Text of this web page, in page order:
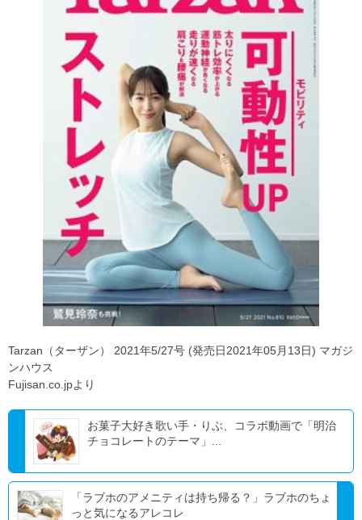
Tarzan（ターザン） 2021年5/27号 (発売日2021年05月13日) マガジ
ンハウス
Fujisan.co.jpより
お菓子大好き歌い手・りぶ、コラボ動画で「明治
チョコレートのテーマ」...
「ラブホのアメニティは持ち帰る？」ラブホのちょ
っと気になるアレコレ